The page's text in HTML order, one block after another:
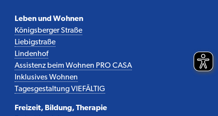
Leben und Wohnen
Königsberger Straße
Liebigstraße
Lindenhof
Assistenz beim Wohnen PRO CASA
Inklusives Wohnen
Tagesgestaltung VIEFÄLTIG
Freizeit, Bildung, Therapie